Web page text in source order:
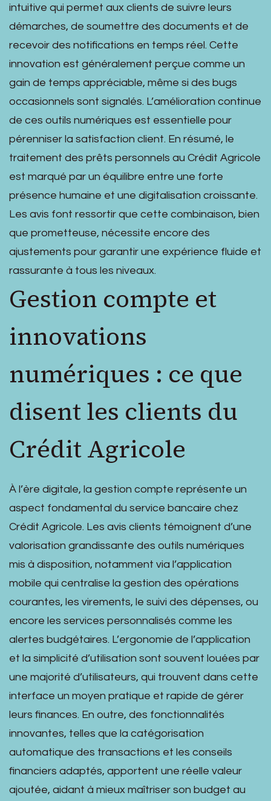
intuitive qui permet aux clients de suivre leurs
démarches, de soumettre des documents et de
recevoir des notifications en temps réel. Cette
innovation est généralement perçue comme un
gain de temps appréciable, même si des bugs
occasionnels sont signalés. L’amélioration continue
de ces outils numériques est essentielle pour
pérenniser la satisfaction client. En résumé, le
traitement des prêts personnels au Crédit Agricole
est marqué par un équilibre entre une forte
présence humaine et une digitalisation croissante.
Les avis font ressortir que cette combinaison, bien
que prometteuse, nécessite encore des
ajustements pour garantir une expérience fluide et
rassurante à tous les niveaux.
Gestion compte et
innovations
numériques : ce que
disent les clients du
Crédit Agricole
À l’ère digitale, la gestion compte représente un
aspect fondamental du service bancaire chez
Crédit Agricole. Les avis clients témoignent d’une
valorisation grandissante des outils numériques
mis à disposition, notamment via l’application
mobile qui centralise la gestion des opérations
courantes, les virements, le suivi des dépenses, ou
encore les services personnalisés comme les
alertes budgétaires. L’ergonomie de l’application
et la simplicité d’utilisation sont souvent louées par
une majorité d’utilisateurs, qui trouvent dans cette
interface un moyen pratique et rapide de gérer
leurs finances. En outre, des fonctionnalités
innovantes, telles que la catégorisation
automatique des transactions et les conseils
financiers adaptés, apportent une réelle valeur
ajoutée, aidant à mieux maîtriser son budget au